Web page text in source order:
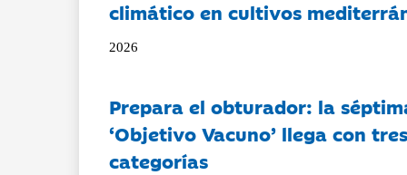
climático en cultivos
2026
Prepara el obturador: la
‘Objetivo Vacuno’ llega con
categorías